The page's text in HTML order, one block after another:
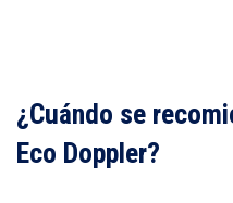
¿Cuándo se
Eco Doppler?